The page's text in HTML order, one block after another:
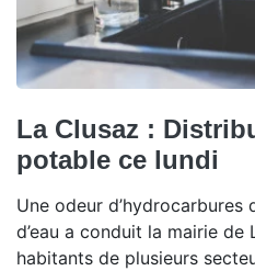
La Clusaz :
potable ce lundi
Une odeur d’hydrocarbures
d’eau a conduit la mairie de
habitants de plusieurs